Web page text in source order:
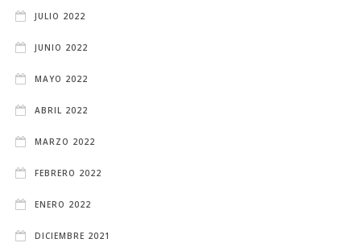
JULIO 2022
JUNIO 2022
MAYO 2022
ABRIL 2022
MARZO 2022
FEBRERO 2022
ENERO 2022
DICIEMBRE 2021